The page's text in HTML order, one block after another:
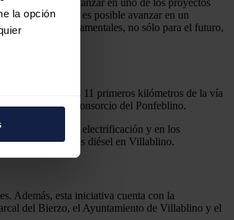
la opción
de
“demostrar que es posible avanzar en un
elementos fundamentales, no sólo para el futuro,
a lo largo de los 11 primeros kilómetros de la vía
con el Consorcio del Ponfeblino.
líneas de difícil electrificación y en los
antiguas máquinas diésel en Villablino.
Además, esta iniciativa cuenta con la
del Bierzo, el Ayuntamiento de Villablino y el